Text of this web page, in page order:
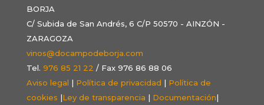
BORJA
C/ Subida de San Andrés, 6 C/P 50570 - AINZÓN -
ZARAGOZA
vinos@docampodeborja.com
Tel. 976 85 21 22 / Fax 976 86 88 06
Aviso legal | Política de privacidad | Política de
cookies |Ley de transparencia | Documentación|